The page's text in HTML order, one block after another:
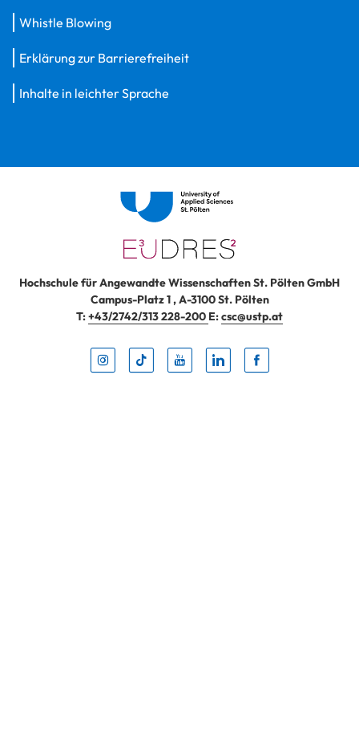
Whistle Blowing
Erklärung zur Barrierefreiheit
Inhalte in leichter Sprache
Hochschule für Angewandte Wissenschaften St. Pölten GmbH
Campus-Platz 1,A-3100St. Pölten
T:+43/2742/313 228-200 E:csc@ustp.at